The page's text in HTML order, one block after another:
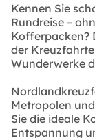
Kennen Sie
Rundreise –
Kofferpacken?
der
Wunderwerke
Metropolen
Sie die ideale
Entspannung